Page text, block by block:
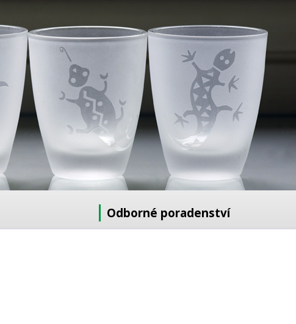
Odborné poradenství